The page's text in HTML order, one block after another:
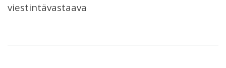
viestintävastaava